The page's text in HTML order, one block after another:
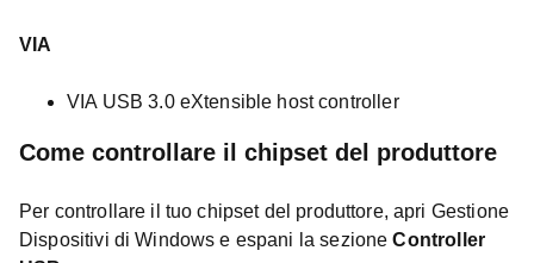
VIA
VIA USB 3.0 eXtensible host controller
Come controllare il chipset del produttore
Per controllare il tuo chipset del produttore, apri Gestione
Dispositivi di Windows e espani la sezioneController